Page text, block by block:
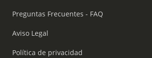
Preguntas Frecuentes - FAQ
Aviso Legal
Política de privacidad